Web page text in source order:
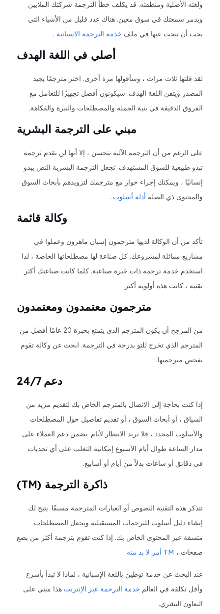
ولغته الأصلية ومنطقته. قد يكلف خطأ الترجمة شركتك الملايين
ويدمر سمعتك في سوق معين. هناك عدد قليل من الأشياء التي
يجب أن تبحث عنها في ملف خدمة الترجمة الاسبانية .
أصلي في اللغة الهدف
لقد قلتها ثلاث مرات ، وسأقولها مرة أخرى. اختر مترجمًا يجيد
المصدر ويتقن اللغة الهدف. سيكونون أفضل تجهيزًا للتعامل مع
الفروق الدقيقة في بنية الجملة والمصطلحات والنبرة والفكاهة.
مبني على الترجمة البشرية
على الرغم من أن الترجمة الآلية تتحسن ، إلا أنها لن تقدم ترجمة
تبدو طبيعية للسوق المستهدف. تجعل الترجمة البشرية النص يبدو
إنسانيًا ، ويمكنك إجراء حوار مع مترجمك لتزويدهم بأبحاث السوق
والمحتوى ذي الصلة أدلة أسلوب .
وكالة قائمة
تأكد من أن الوكالة لديها مترجمون إسبان ماهرون وعملوا في
مشاريع مماثلة لمشروعك. كل صناعة لها مصطلحاتها الخاصة ، لذا
استخدم خدمة ترجمة ذات خبرة صناعية. كلما كانت صناعتك أكثر
تقنية ، كانت هذه أولوية أكبر.
مترجمون معتمدون ومعتمدون
من المرجح أن يكون المترجم الذي يتمتع بخبرة 20 عامًا أفضل من
المترجم الذي تخرج للتو بدرجة في الترجمة. ابحث عن وكالة تقوم
بفحص مترجميها.
دعم 24/7
إذا كنت بحاجة إلى الاتصال بالمترجم الخاص بك لتقديم مزيد من
السياق ، أو أبحاث السوق ، أو تقديم تفاصيل حول المصطلحات
والأسلوب المحدد ، فلا تريد الانتظار لأيام. يضمن دعم العملاء على
مدار الساعة طوال أيام الأسبوع إمكانية التغلب على أي تحديات
في دقائق أو ساعات بدلاً من أيام أو أسابيع.
ذاكرة الترجمة (TM)
تتذكر هذه التقنية النصوص أو العبارات المترجمة مسبقًا. يتيح لك
إنشاء دليل أسلوب للترجمات المستقبلية ويجعل المصطلحات
متسقة عبر المحتوى الخاص بك. إذا كنت تقوم بترجمة أكثر من بضع
صفحات ،
.
عند البحث عن خدمة توطين باللغة الإسبانية ، لماذا لا تبدأ بأسرع
وأقل تكلفة في العالم خدمة الترجمة عبر الإنترنت هذا مبني على
التعاون البشري.